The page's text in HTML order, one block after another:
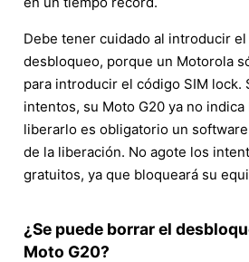
Debe tener cuidado al introducir
desbloqueo, porque un Motorola
para introducir el código SIM lock.
intentos, su Moto G20 ya no indica
liberarlo es obligatorio un
de la liberación. No agote los
gratuitos, ya que bloqueará su
¿Se puede borrar el
Moto G20?